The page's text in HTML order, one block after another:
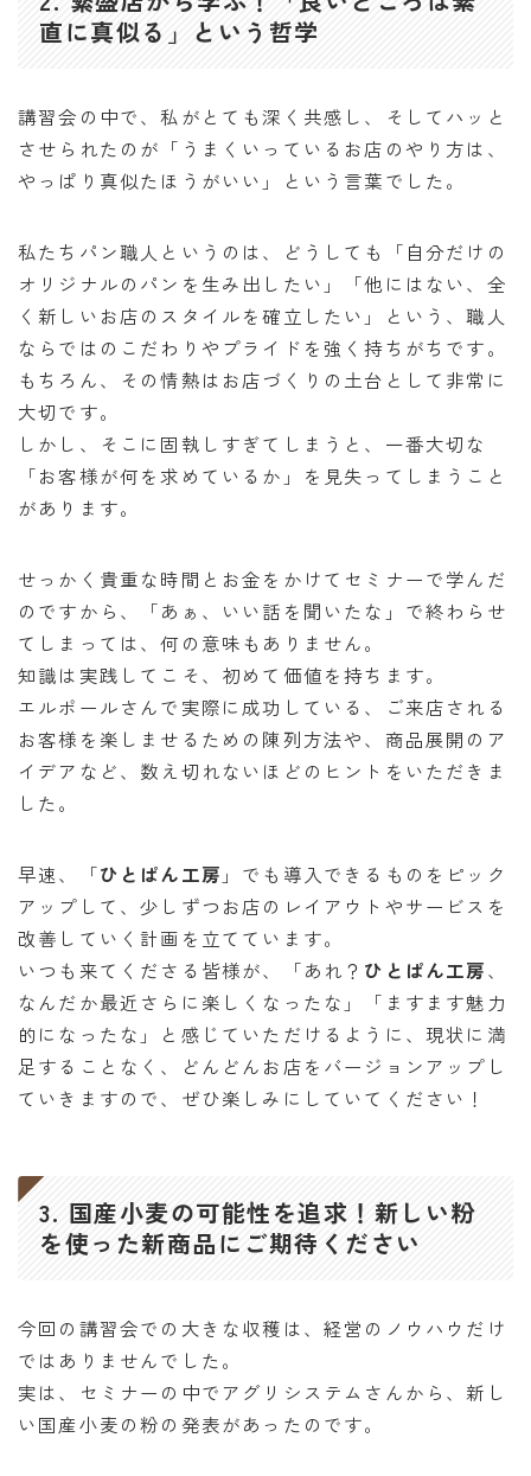
直に真似る」という哲学
講習会の中で、私がとても深く共感し、そしてハッと
させられたのが「うまくいっているお店のやり方は、
やっぱり真似たほうがいい」という言葉でした。
私たちパン職人というのは、どうしても「自分だけの
オリジナルのパンを生み出したい」「他にはない、全
く新しいお店のスタイルを確立したい」という、職人
ならではのこだわりやプライドを強く持ちがちです。
もちろん、その情熱はお店づくりの土台として非常に
大切です。
しかし、そこに固執しすぎてしまうと、一番大切な
「お客様が何を求めているか」を見失ってしまうこと
があります。
せっかく貴重な時間とお金をかけてセミナーで学んだ
のですから、「あぁ、いい話を聞いたな」で終わらせ
てしまっては、何の意味もありません。
知識は実践してこそ、初めて価値を持ちます。
エルポールさんで実際に成功している、ご来店される
お客様を楽しませるための陳列方法や、商品展開のア
イデアなど、数え切れないほどのヒントをいただきま
した。
早速、「ひとぱん工房 」でも導入できるものをピック
アップして、少しずつお店のレイアウトやサービスを
改善していく計画を立てています。
いつも来てくださる皆様が、「あれ？ ひとぱん工房、
なんだか最近さらに楽しくなったな」「ますます魅力
的になったな」と感じていただけるように、現状に満
足することなく、どんどんお店をバージョンアップし
ていきますので、ぜひ楽しみにしていてください！
3. 国産小麦の可能性を追求！新しい粉
を使った新商品にご期待ください
今回の講習会での大きな収穫は、経営のノウハウだけ
ではありませんでした。
実は、セミナーの中でアグリシステムさんから、新し
い国産小麦の粉の発表があったのです。